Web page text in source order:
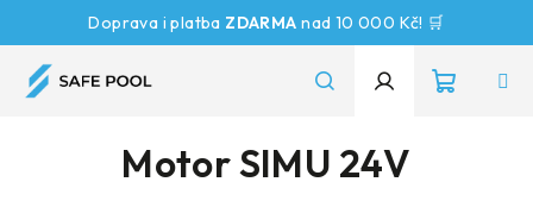
Doprava i platba ZDARMA nad 10 000 Kč! 🛒
Motor SIMU 24V